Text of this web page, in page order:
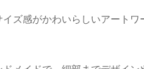
ズ感がかわいらしいアート